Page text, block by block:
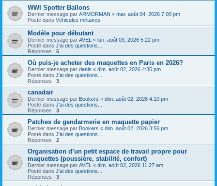
WWI Spotter Ballons
Dernier message par ARMORMAN « mar. août 04, 2026 7:00 pm
Posté dans Véhicules militaires
Modèle pour débutant
Dernier message par AVEL « lun. août 03, 2026 5:22 pm
Posté dans J'ai des questions...
Réponses : 5
Où puis-je acheter des maquettes en Paris en 2026?
Dernier message par denis « dim. août 02, 2026 4:35 pm
Posté dans J'ai des questions...
Réponses : 3
canadair
Dernier message par Bookers « dim. août 02, 2026 4:10 pm
Posté dans J'ai des questions...
Réponses : 3
Patches de gendarmerie en maquette papier
Dernier message par Bookers « dim. août 02, 2026 3:56 pm
Posté dans J'ai des questions...
Réponses : 2
Organisation d’un petit espace de travail propre pour
maquettes (poussière, stabilité, confort)
Dernier message par AVEL « dim. août 02, 2026 11:27 am
Posté dans J'ai des questions...
Réponses : 3